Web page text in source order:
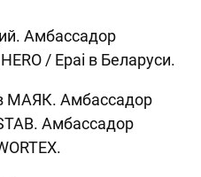
Амбассадор
/ Epai в Беларуси.
МАЯК. Амбассадор
Амбассадор